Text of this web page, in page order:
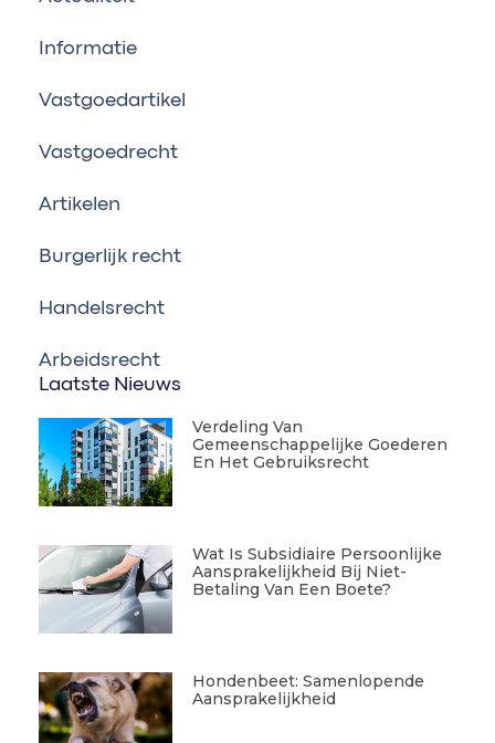
Informatie
Vastgoedartikel
Vastgoedrecht
Artikelen
Burgerlijk recht
Handelsrecht
Arbeidsrecht
Laatste Nieuws
Verdeling Van
Gemeenschappelijke Goederen
En Het Gebruiksrecht
Wat Is Subsidiaire Persoonlijke
Aansprakelijkheid Bij Niet-
Betaling Van Een Boete?
Hondenbeet: Samenlopende
Aansprakelijkheid